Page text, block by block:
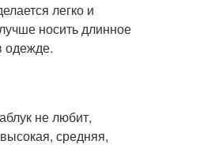
легко и
носить длинное
одежде.
не любит,
средняя,